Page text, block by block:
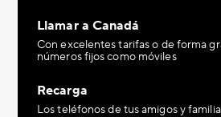
Llamar a Canadá
Con excelentes tarifas o de forma
números fijos como móviles
Recarga
Los teléfonos de tus amigos y